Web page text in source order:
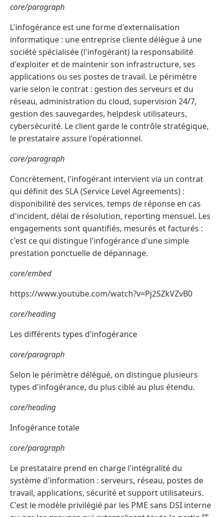
core/paragraph
L'infogérance est une forme d'externalisation
informatique : une entreprise cliente délègue à une
société spécialisée (l'infogérant) la responsabilité
d'exploiter et de maintenir son infrastructure, ses
applications ou ses postes de travail. Le périmètre
varie selon le contrat : gestion des serveurs et du
réseau, administration du cloud, supervision 24/7,
gestion des sauvegardes, helpdesk utilisateurs,
cybersécurité. Le client garde le contrôle stratégique,
le prestataire assure l'opérationnel.
core/paragraph
Concrètement, l'infogérant intervient via un contrat
qui définit des SLA (Service Level Agreements) :
disponibilité des services, temps de réponse en cas
d'incident, délai de résolution, reporting mensuel. Les
engagements sont quantifiés, mesurés et facturés :
c'est ce qui distingue l'infogérance d'une simple
prestation ponctuelle de dépannage.
core/embed
https://www.youtube.com/watch?v=Pj2SZkVZvB0
core/heading
Les différents types d'infogérance
core/paragraph
Selon le périmètre délégué, on distingue plusieurs
types d'infogérance, du plus ciblé au plus étendu.
core/heading
Infogérance totale
core/paragraph
Le prestataire prend en charge l'intégralité du
système d'information : serveurs, réseau, postes de
travail, applications, sécurité et support utilisateurs.
C'est le modèle privilégié par les PME sans DSI interne